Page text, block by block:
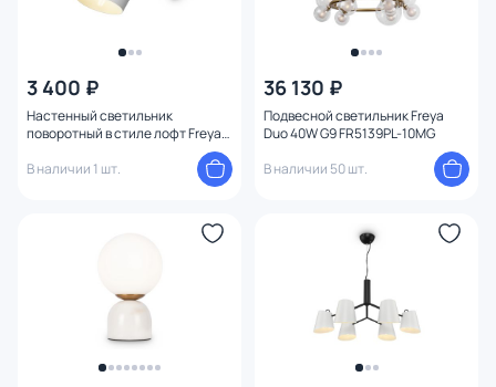
3 400 ₽
Настенный светильник
поворотный в стиле лофт Freya
В наличии 1 шт.
36 130 ₽
Подвесной светильник Freya
Duo 40W G9 FR5139PL-10MG
В наличии 50 шт.